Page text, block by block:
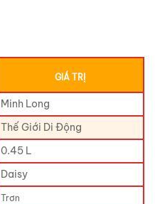
GIÁ TRỊ
Minh Long
Thế Giới Di Động
0.45 L
Daisy
Trơn